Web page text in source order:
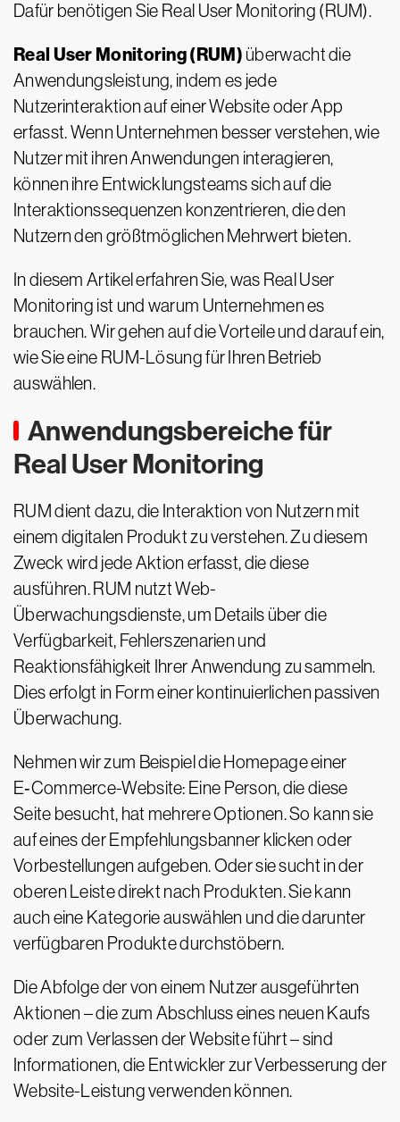
Dafür benötigen Sie Real User Monitoring (RUM).
Real User Monitoring (RUM) überwacht die
Anwendungsleistung, indem es jede
Nutzerinteraktion auf einer Website oder App
erfasst. Wenn Unternehmen besser verstehen, wie
Nutzer mit ihren Anwendungen interagieren,
können ihre Entwicklungsteams sich auf die
Interaktionssequenzen konzentrieren, die den
Nutzern den größtmöglichen Mehrwert bieten.
In diesem Artikel erfahren Sie, was Real User
Monitoring ist und warum Unternehmen es
brauchen. Wir gehen auf die Vorteile und darauf ein,
wie Sie eine RUM-Lösung für Ihren Betrieb
auswählen.
Anwendungsbereiche für
Real User Monitoring
RUM dient dazu, die Interaktion von Nutzern mit
einem digitalen Produkt zu verstehen. Zu diesem
Zweck wird jede Aktion erfasst, die diese
ausführen. RUM nutzt Web-
Überwachungsdienste, um Details über die
Verfügbarkeit, Fehlerszenarien und
Reaktionsfähigkeit Ihrer Anwendung zu sammeln.
Dies erfolgt in Form einer kontinuierlichen passiven
Überwachung.
Nehmen wir zum Beispiel die Homepage einer
E‑Commerce-Website: Eine Person, die diese
Seite besucht, hat mehrere Optionen. So kann sie
auf eines der Empfehlungsbanner klicken oder
Vorbestellungen aufgeben. Oder sie sucht in der
oberen Leiste direkt nach Produkten. Sie kann
auch eine Kategorie auswählen und die darunter
verfügbaren Produkte durchstöbern.
Die Abfolge der von einem Nutzer ausgeführten
Aktionen – die zum Abschluss eines neuen Kaufs
oder zum Verlassen der Website führt – sind
Informationen, die Entwickler zur Verbesserung der
Website-Leistung verwenden können.